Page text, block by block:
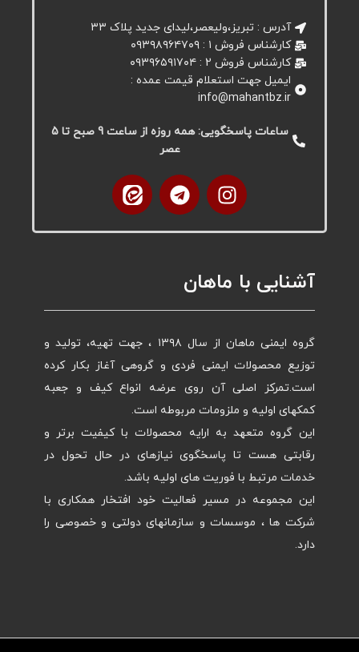
آدرس : تبریز،ولیعصر،لیدای جدید پلاک ۳۳
کارشناس فروش ۱ : ۰۹۳۹۸۹۶۴۷۰۹
کارشناس فروش 2 : ۰۹۳۹۶۵۹۱۷۰۴
ایمیل جهت استعلام قیمت عمده :
info@mahantbz.ir
ساعات پاسخگویی: همه روزه از ساعت 9 صبح تا 5
عصر
آشنایی با ماهان
گروه ایمنی ماهان از سال ۱۳۹۸ ، جهت تهیه، تولید و
توزیع محصولات ایمنی فردی و گروهی آغاز بکار کرده
است.تمرکز اصلی آن روی عرضه انواع کیف و جعبه
کمکهای اولیه و ملزومات مربوطه است.
این گروه متعهد به ارایه محصولات با کیفیت برتر و
رقابتی هست تا پاسخگوی نیازهای در حال تحول در
خدمات مرتبط با فوریت های اولیه باشد.
این مجموعه در مسیر فعالیت خود افتخار همکاری با
شرکت ها ، موسسات و سازمانهای دولتی و خصوصی را
دارد.